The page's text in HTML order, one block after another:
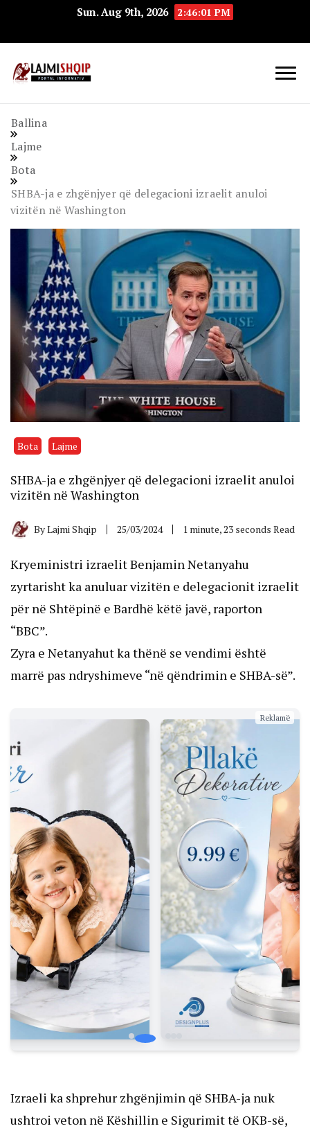
Sun. Aug 9th, 2026 2:46:02 PM
Ballina
Lajme
Bota
SHBA-ja e zhgënjyer që delegacioni izraelit anuloi
vizitën në Washington
Bota Lajme
SHBA-ja e zhgënjyer që delegacioni izraelit anuloi
vizitën në Washington
ByLajmi Shqip 25/03/2024 1 minute, 23 seconds Read
Kryeministri izraelit Benjamin Netanyahu
zyrtarisht ka anuluar vizitën e delegacionit izraelit
për në Shtëpinë e Bardhë këtë javë, raporton
“BBC”.
Zyra e Netanyahut ka thënë se vendimi është
marrë pas ndryshimeve “në qëndrimin e SHBA-së”.
Reklamë
Izraeli ka shprehur zhgënjimin që SHBA-ja nuk
ushtroi veton në Këshillin e Sigurimit të OKB-së,